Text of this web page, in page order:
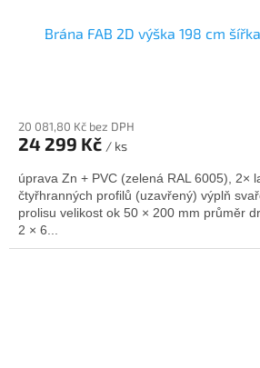
Brána FAB 2D výška 198 cm
20 081,80 Kč bez DPH
24 299 Kč / ks
úprava Zn + PVC (zelená RAL 6005), 2×
čtyřhranných profilů (uzavřený) výplň
prolisu velikost ok 50 × 200 mm průměr
2 × 6...